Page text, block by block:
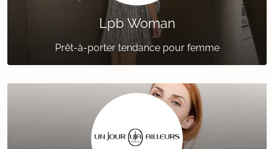
Lpb Woman
Prêt-à-porter tendance pour femme